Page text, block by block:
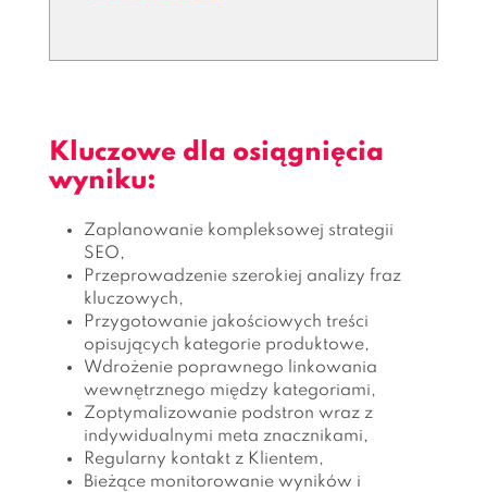
Kluczowe dla osiągnięcia
wyniku:
Zaplanowanie kompleksowej strategii
SEO,
Przeprowadzenie szerokiej analizy fraz
kluczowych,
Przygotowanie jakościowych treści
opisujących kategorie produktowe,
Wdrożenie poprawnego linkowania
wewnętrznego między kategoriami,
Zoptymalizowanie podstron wraz z
indywidualnymi meta znacznikami,
Regularny kontakt z Klientem,
Bieżące monitorowanie wyników i